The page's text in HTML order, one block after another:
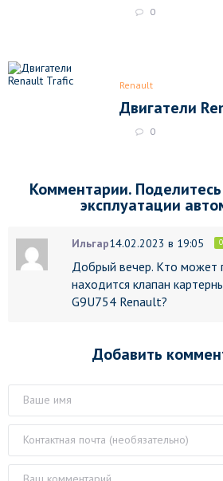
0
Renault
Двигатели
0
Комментарии.
эксплуатации
Ильгар14.02.2023 в 19:05
Добрый вечер. Кто может
находится клапан
G9U754 Renault?
Добавить